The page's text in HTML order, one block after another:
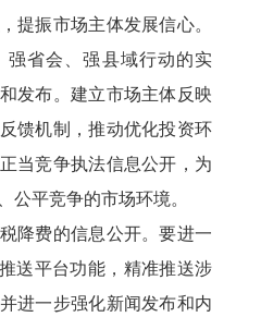
提振市场主体发展信心。
强省会、强县域行动的实
发布。建立市场主体反映
馈机制，推动优化投资环
当竞争执法信息公开，为
公平竞争的市场环境。
费的信息公开。要进一
送平台功能，精准推送涉
进一步强化新闻发布和内